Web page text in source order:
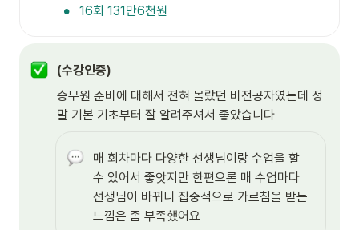
• 16회 131만6천원
(수강인증)
승무원 준비에 대해서 전혀 몰랐던 비전공자였는데 정
말 기본 기초부터 잘 알려주셔서 좋았습니다
매 회차마다 다양한 선생님이랑 수업을 할
수 있어서 좋앗지만 한편으론 매 수업마다
선생님이 바뀌니 집중적으로 가르침을 받는
느낌은 좀 부족했어요